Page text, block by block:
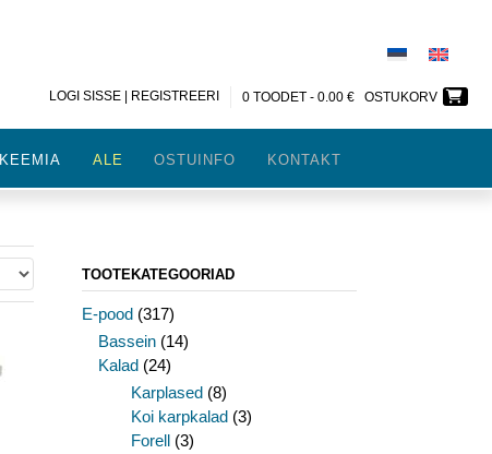
LOGI SISSE | REGISTREERI 0 TOODET - 0.00 € OSTUKORV
KEEMIA ALE OSTUINFO KONTAKT
TOOTEKATEGOORIAD
E-pood (317)
Bassein (14)
Kalad (24)
Karplased (8)
Koi karpkalad (3)
Forell (3)